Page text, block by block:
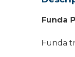
Funda
Funda